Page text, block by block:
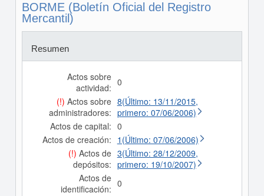
BORME (Boletín Oficial del Registro
Mercantil)
Resumen
Actos sobre
actividad: 0
(!) Actos sobre
administradores:
8(Último: 13/11/2015,
primero: 07/06/2006)
Actos de capital: 0
Actos de creación: 1(Último: 07/06/2006)
(!) Actos de
depósitos:
3(Último: 28/12/2009,
primero: 19/10/2007)
Actos de
identificación: 0